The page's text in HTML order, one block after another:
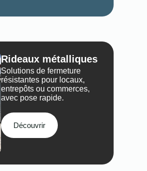
Rideaux métalliques
Solutions de fermeture
résistantes pour locaux,
entrepôts ou commerces,
avec pose rapide.
Découvrir